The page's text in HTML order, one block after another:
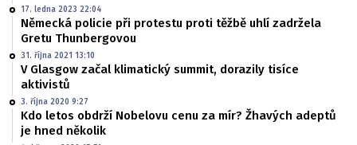
17. ledna 2023 22:04
Německá policie při protestu proti těžbě uhlí zadržela
Gretu Thunbergovou
31. října 2021 13:10
V Glasgow začal klimatický summit, dorazily tisíce
aktivistů
3. října 2020 9:27
Kdo letos obdrží Nobelovu cenu za mír? Žhavých adeptů
je hned několik